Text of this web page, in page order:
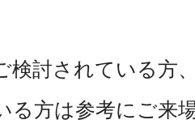
検討されている方
る方は参考にご来